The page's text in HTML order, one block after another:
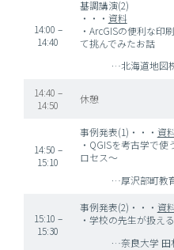
14:00 –
14:40
基調講演(2)
・・・ 資料
・ArcGISの便利な印
て挑んでみたお話
…北海道地図
14:40 –
14:50
休憩
14:50 –
15:10
事例発表(1)・・・ 資
・QGISを考古学で
ロセス～
…厚沢部町教
15:10 –
15:30
事例発表(2)・・・ 資
・学校の先生が扱え
…奈良大学 田